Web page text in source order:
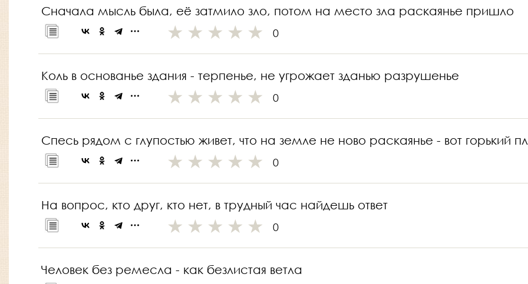
Сначала мысль была, её затмило зло, потом на место зла раскаянье пришло
0
Коль в основанье здания - терпенье, не угрожает зданью разрушенье
0
Спесь рядом с глупостью живет, что на земле не ново раскаянье - вот горький
0
На вопрос, кто друг, кто нет, в трудный час найдешь ответ
0
Человек без ремесла - как безлистая ветла